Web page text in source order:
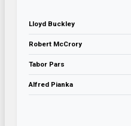
Lloyd Buckley
Robert McCrory
Tabor Pars
Alfred Pianka